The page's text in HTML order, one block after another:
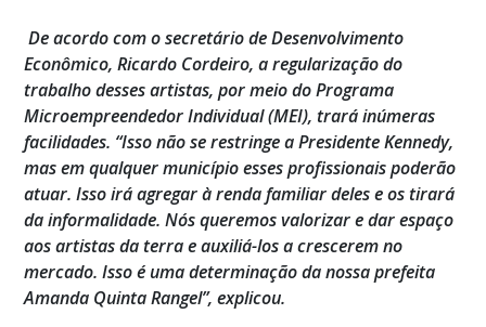
De acordo com o secretário de Desenvolvimento
Econômico, Ricardo Cordeiro, a regularização do
trabalho desses artistas, por meio do Programa
Microempreendedor Individual (MEI), trará inúmeras
facilidades. “Isso não se restringe a Presidente Kennedy,
mas em qualquer município esses profissionais poderão
atuar. Isso irá agregar à renda familiar deles e os tirará
da informalidade. Nós queremos valorizar e dar espaço
aos artistas da terra e auxiliá-los a crescerem no
mercado. Isso é uma determinação da nossa prefeita
Amanda Quinta Rangel”, explicou.